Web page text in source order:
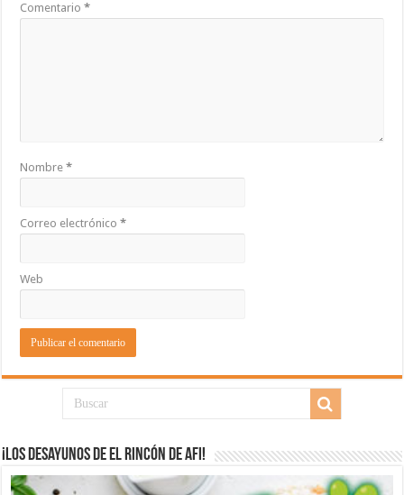
Comentario*
Nombre*
Correo electrónico*
Web
¡Los desayunos de El Rincón de Afi!